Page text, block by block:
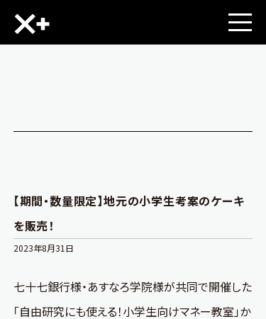
【期間・数量限定】地元の小学生考案のケーキ
を販売！
2023年8月31日
七十七銀行様・あすなろ学院様が共同で開催した
「自由研究にも使える！小学生向けマネー教室」か